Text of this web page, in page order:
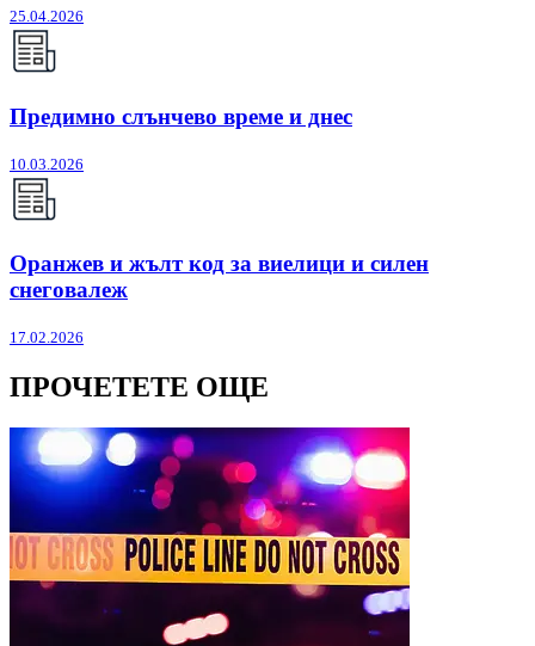
25.04.2026
Предимно слънчево време и днес
10.03.2026
Оранжев и жълт код за виелици и силен
снеговалеж
17.02.2026
ПРОЧЕТЕТЕ ОЩЕ